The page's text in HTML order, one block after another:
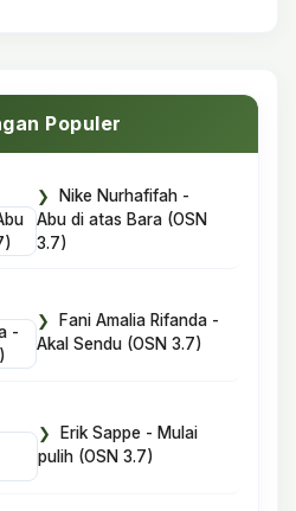
Populer
Nike Nurhafifah -
Abu di atas Bara (OSN
3.7)
Fani Amalia Rifanda -
Akal Sendu (OSN 3.7)
Erik Sappe - Mulai
pulih (OSN 3.7)